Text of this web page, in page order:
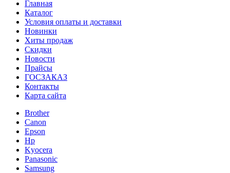
Главная
Каталог
Условия оплаты и доставки
Новинки
Хиты продаж
Скидки
Новости
Прайсы
ГОСЗАКАЗ
Контакты
Карта сайта
Brother
Canon
Epson
Hp
Kyocera
Panasonic
Samsung